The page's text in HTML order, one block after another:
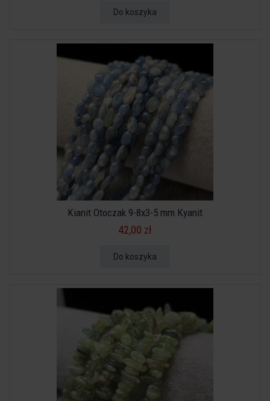
Do koszyka
Kianit Otoczak 9-8x3-5 mm Kyanit
42,00 zł
Do koszyka